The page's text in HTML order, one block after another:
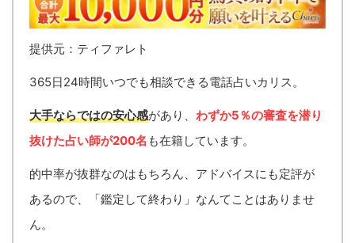
提供元：ティファレト
365日24時間いつでも相談できる電話占いカリス。
大手ならではの安心感があり、 わずか5％の審査を潜り
抜けた占い師が200名 も在籍しています。
的中率が抜群なのはもちろん、アドバイスにも定評が
あるので、「鑑定して終わり」なんてことはありませ
ん。